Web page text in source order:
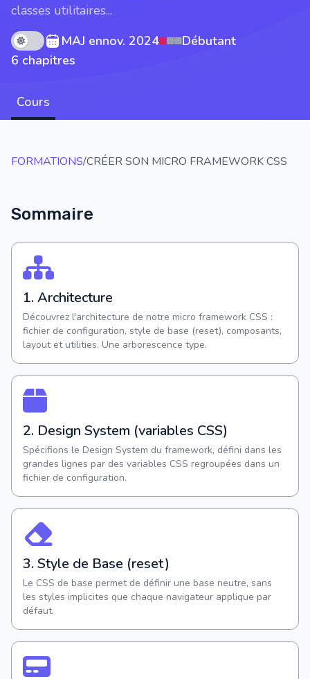
classes utilitaires...
Theme mode
MAJ ennov. 2024
Débutant
6 chapitres
Cours
FORMATIONS/CRÉER SON MICRO FRAMEWORK CSS
Sommaire
1. Architecture
Découvrez l'architecture de notre micro framework CSS :
fichier de configuration, style de base (reset), composants,
layout et utilities. Une arborescence type.
2. Design System (variables CSS)
Spécifions le Design System du framework, défini dans les
grandes lignes par des variables CSS regroupées dans un
fichier de configuration.
3. Style de Base (reset)
Le CSS de base permet de définir une base neutre, sans
les styles implicites que chaque navigateur applique par
défaut.